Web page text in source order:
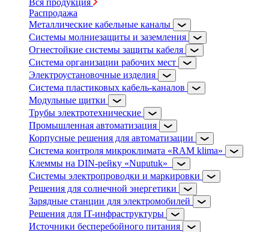
Распродажа
Металлические кабельные каналы
Системы молниезащиты и заземления
Огнестойкие системы защиты кабеля
Система организации рабочих мест
Электроустановочные изделия
Система пластиковых кабель-каналов
Модульные щитки
Трубы электротехнические
Промышленная автоматизация
Корпусные решения для автоматизации
Система контроля микроклимата «RAM klima»
Клеммы на DIN-рейку «Nuputuk»
Системы электропроводки и маркировки
Решения для солнечной энергетики
Зарядные станции для электромобилей
Решения для IT-инфраструктуры
Источники бесперебойного питания